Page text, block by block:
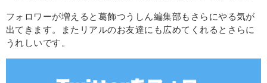
フォロワーが増えると葛飾つうしん編集部もさらにやる気が
出てきます。またリアルのお友達にも広めてくれるとさらに
うれしいです。